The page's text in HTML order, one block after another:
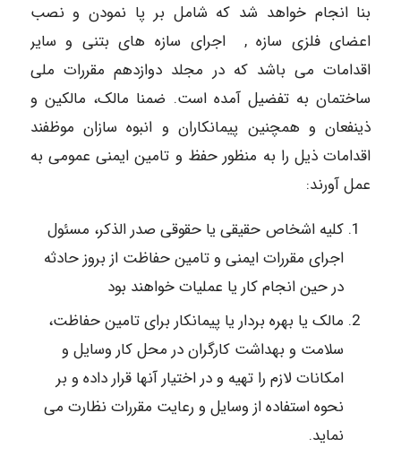
بنا انجام خواهد شد که شامل بر پا نمودن و نصب
اعضای فلزی سازه , اجرای سازه های بتنی و سایر
اقدامات می باشد که در مجلد دوازدهم مقررات ملی
ساختمان به تفضیل آمده است. ضمنا مالک، مالکین و
ذینفعان و همچنین پیمانکاران و انبوه سازان موظفند
اقدامات ذیل را به منظور حفظ و تامین ایمنی عمومی به
عمل آورند:
کلیه اشخاص حقیقی یا حقوقی صدر الذکر، مسئول
اجرای مقررات ایمنی و تامین حفاظت از بروز حادثه
در حین انجام کار یا عملیات خواهند بود
مالک یا بهره بردار یا پیمانکار برای تامین حفاظت،
سلامت و بهداشت کارگران در محل کار وسایل و
امکانات لازم را تهیه و در اختیار آنها قرار داده و بر
نحوه استفاده از وسایل و رعایت مقررات نظارت می
نماید.